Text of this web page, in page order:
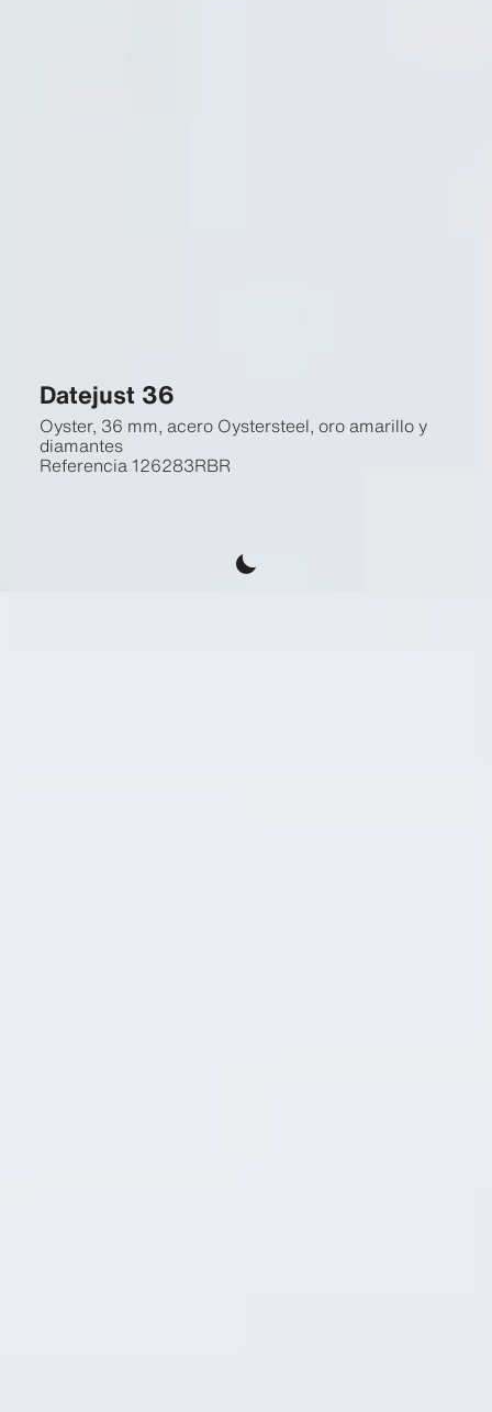
Datejust 36
Oyster, 36 mm, acero Oystersteel, oro amarillo y
diamantes
Referencia126283RBR